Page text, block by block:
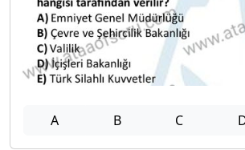
A B C